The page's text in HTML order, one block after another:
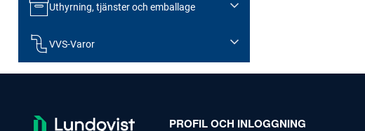
Uthyrning, tjänster och emballage
VVS-Varor
PROFIL OCH INLOGGNING